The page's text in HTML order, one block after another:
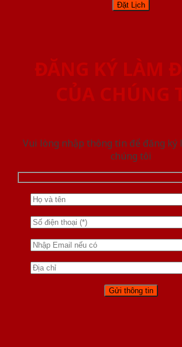
ĐĂNG KÝ LÀM
CỦA CHÚNG
Vui lòng nhập thông tin để đăng ký
chúng tôi